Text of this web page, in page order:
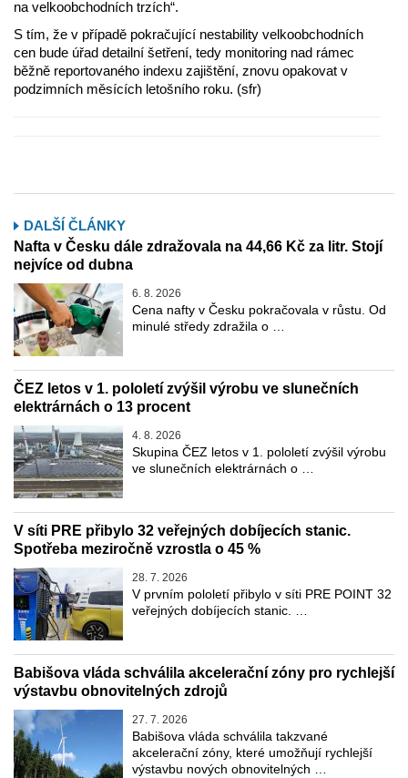
na velkoobchodních trzích“.
S tím, že v případě pokračující nestability velkoobchodních
cen bude úřad detailní šetření, tedy monitoring nad rámec
běžně reportovaného indexu zajištění, znovu opakovat v
podzimních měsících letošního roku. (sfr)
DALŠÍ ČLÁNKY
Nafta v Česku dále zdražovala na 44,66 Kč za litr. Stojí
nejvíce od dubna
6. 8. 2026
Cena nafty v Česku pokračovala v růstu. Od
minulé středy zdražila o …
ČEZ letos v 1. pololetí zvýšil výrobu ve slunečních
elektrárnách o 13 procent
4. 8. 2026
Skupina ČEZ letos v 1. pololetí zvýšil výrobu
ve slunečních elektrárnách o …
V síti PRE přibylo 32 veřejných dobíjecích stanic.
Spotřeba meziročně vzrostla o 45 %
28. 7. 2026
V prvním pololetí přibylo v síti PRE POINT 32
veřejných dobíjecích stanic. …
Babišova vláda schválila akcelerační zóny pro rychlejší
výstavbu obnovitelných zdrojů
27. 7. 2026
Babišova vláda schválila takzvané
akcelerační zóny, které umožňují rychlejší
výstavbu nových obnovitelných …